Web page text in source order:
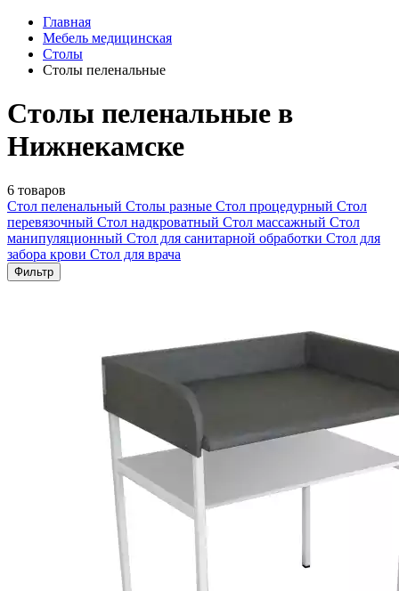
Главная
Мебель медицинская
Столы
Столы пеленальные
Столы пеленальные в
Нижнекамске
6 товаров
Стол пеленальный Столы разные Стол процедурный Стол
перевязочный Стол надкроватный Стол массажный Стол
манипуляционный Стол для санитарной обработки Стол для
забора крови Стол для врача
Фильтр